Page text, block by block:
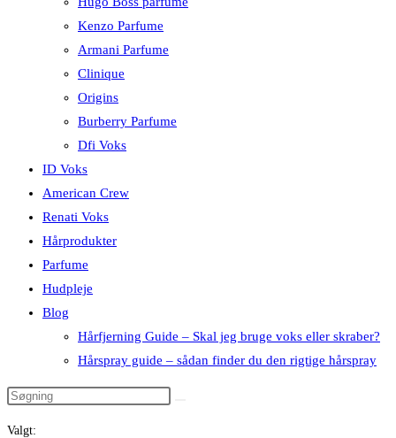
Kenzo Parfume
Armani Parfume
Clinique
Origins
Burberry Parfume
Dfi Voks
ID Voks
American Crew
Renati Voks
Hårprodukter
Parfume
Hudpleje
Blog
Hårfjerning Guide – Skal jeg bruge voks eller skraber?
Hårspray guide – sådan finder du den rigtige hårspray
Valgt: